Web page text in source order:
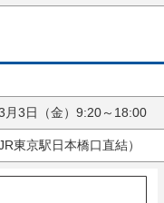
3日（金）9:20～18:00
東京駅日本橋口直結）